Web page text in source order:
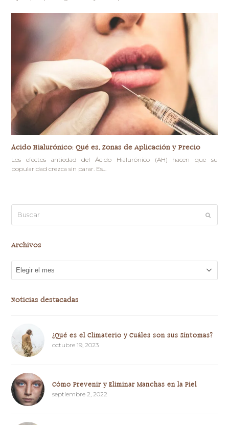
Ácido Hialurónico: Qué es, Zonas de Aplicación y Precio
Los efectos antiedad del Ácido Hialurónico (AH) hacen que su
popularidad crezca sin parar. Es…
Archivos
Archivos
Noticias destacadas
¿Qué es el Climaterio y Cuáles son sus Síntomas?
octubre 19, 2023
Cómo Prevenir y Eliminar Manchas en la Piel
septiembre 2, 2022